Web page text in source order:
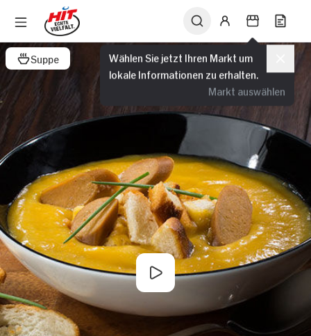
Wählen Sie jetzt Ihren Markt um
lokale Informationen zu erhalten.
Markt auswählen
Suppe